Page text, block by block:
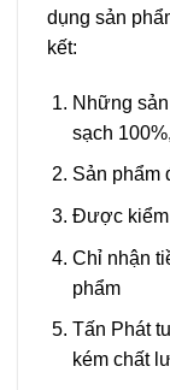
dụng sản
kết:
Những
sạch
Sản phẩm
Được kiểm
Chỉ nhận
phẩm
Tấn Phát
kém chất